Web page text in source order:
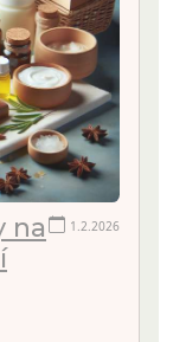
1.2.2026
na